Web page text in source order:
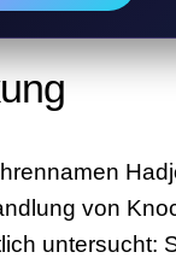
von
untersucht: